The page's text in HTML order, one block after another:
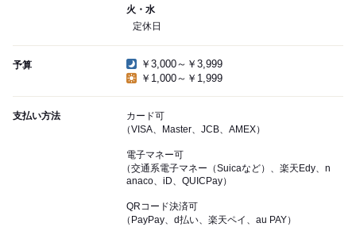
火・水
定休日
予算
￥3,000～￥3,999
￥1,000～￥1,999
支払い方法
カード可
（VISA、Master、JCB、AMEX）
電子マネー可
（交通系電子マネー（Suicaなど）、楽天Edy、n
anaco、iD、QUICPay）
QRコード決済可
（PayPay、d払い、楽天ペイ、au PAY）